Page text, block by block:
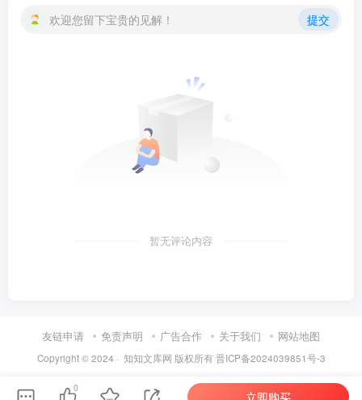
欢迎您留下宝贵的见解！ 提交
暂无评论内容
友链申请 免责声明 广告合作 关于我们 网站地图
Copyright © 2024 · 知知文库网 版权所有晋ICP备2024039851号-3
0
立即购买